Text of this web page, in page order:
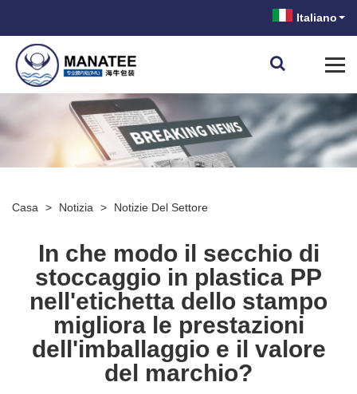
Italiano
Casa > Notizia > Notizie Del Settore
In che modo il secchio di
stoccaggio in plastica PP
nell'etichetta dello stampo
migliora le prestazioni
dell'imballaggio e il valore
del marchio?